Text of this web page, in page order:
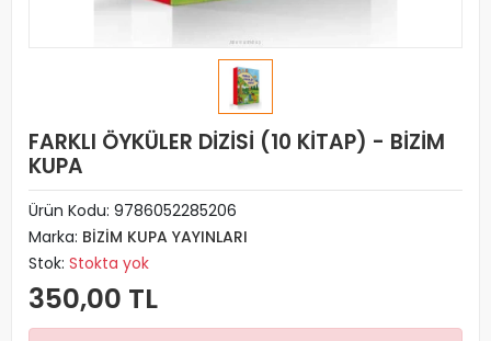
FARKLI ÖYKÜLER DİZİSİ (10 KİTAP) - BİZİM
KUPA
Ürün Kodu: 9786052285206
Marka: BİZİM KUPA YAYINLARI
Stok: Stokta yok
350,00 TL